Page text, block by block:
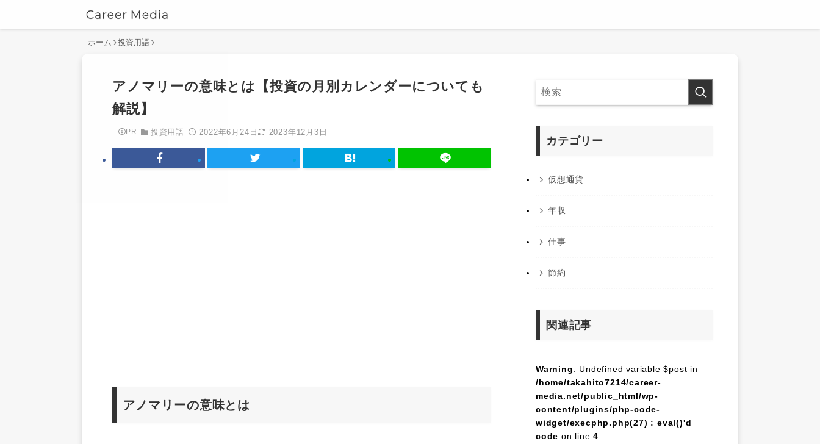
ホーム 投資用語
アノマリーの意味とは【投資の月別カレンダーについても
解説】
PR 投資用語 2022年6月24日 2023年12月3日
アノマリーの意味とは
カテゴリー
仮想通貨
年収
仕事
節約
関連記事
Warning: Undefined variable $post in
/home/takahito7214/career-
media.net/public_html/wp-
content/plugins/php-code-
widget/execphp.php(27) : eval()'d
code on line4